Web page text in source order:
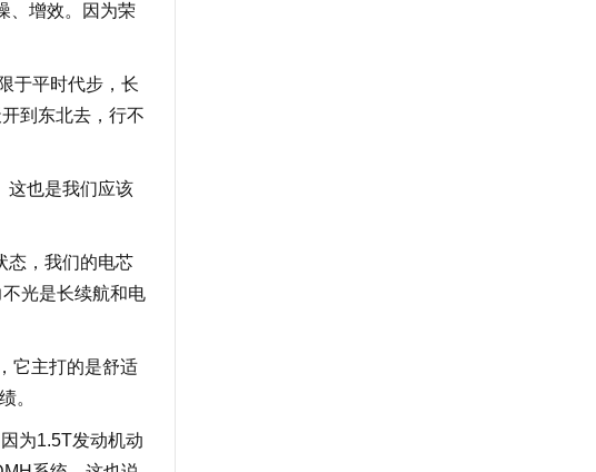
、增效。因为荣
于平时代步，长
到东北去，行不
也是我们应该
，我们的电芯
光是长续航和电
它主打的是舒适
。
为1.5T发动机动